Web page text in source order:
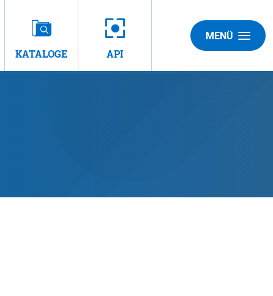
KATALOGE API
MENÜ